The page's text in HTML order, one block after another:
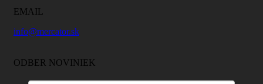
EMAIL
info@mercator.sk
ODBER NOVINIEK